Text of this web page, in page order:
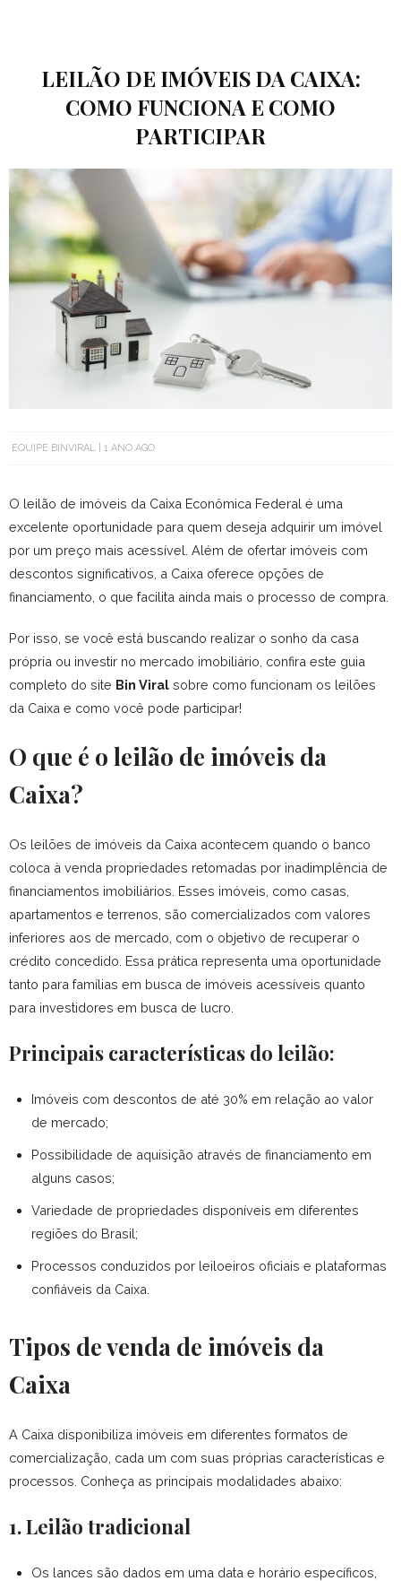
LEILÃO DE IMÓVEIS DA CAIXA:
COMO FUNCIONA E COMO
PARTICIPAR
EQUIPE BINVIRAL 1 ANO AGO
O leilão de imóveis da Caixa Econômica Federal é uma
excelente oportunidade para quem deseja adquirir um imóvel
por um preço mais acessível. Além de ofertar imóveis com
descontos significativos, a Caixa oferece opções de
financiamento, o que facilita ainda mais o processo de compra.
Por isso, se você está buscando realizar o sonho da casa
própria ou investir no mercado imobiliário, confira este guia
completo do site Bin Viral sobre como funcionam os leilões
da Caixa e como você pode participar!
O que é o leilão de imóveis da
Caixa?
Os leilões de imóveis da Caixa acontecem quando o banco
coloca à venda propriedades retomadas por inadimplência de
financiamentos imobiliários. Esses imóveis, como casas,
apartamentos e terrenos, são comercializados com valores
inferiores aos de mercado, com o objetivo de recuperar o
crédito concedido. Essa prática representa uma oportunidade
tanto para famílias em busca de imóveis acessíveis quanto
para investidores em busca de lucro.
Principais características do leilão:
Imóveis com descontos de até 30% em relação ao valor
de mercado;
Possibilidade de aquisição através de financiamento em
alguns casos;
Variedade de propriedades disponíveis em diferentes
regiões do Brasil;
Processos conduzidos por leiloeiros oficiais e plataformas
confiáveis da Caixa.
Tipos de venda de imóveis da
Caixa
A Caixa disponibiliza imóveis em diferentes formatos de
comercialização, cada um com suas próprias características e
processos. Conheça as principais modalidades abaixo:
1. Leilão tradicional
Os lances são dados em uma data e horário específicos,